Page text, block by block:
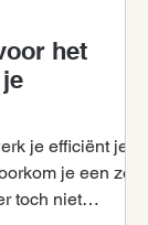
het
je efficiënt je
je een zee
toch niet